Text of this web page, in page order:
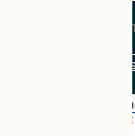
Conditions
Financé dans le